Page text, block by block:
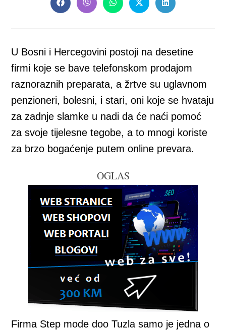
Opens
in
Opens
in
Opens
in
Opens
in
Opens
in
U Bosni i Hercegovini postoji na desetine
firmi koje se bave telefonskom prodajom
raznoraznih preparata, a žrtve su uglavnom
penzioneri, bolesni, i stari, oni koje se hvataju
za zadnje slamke u nadi da će naći pomoć
za svoje tijelesne tegobe, a to mnogi koriste
za brzo bogaćenje putem online prevara.
OGLAS
Firma Step mode doo Tuzla samo je jedna o